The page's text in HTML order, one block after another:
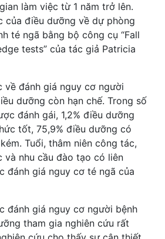
làm việc từ 1 năm trở lên.
của điều dưỡng về dự phòng
té ngã bằng bộ công cụ “Fall
tests” của tác giả Patricia
về đánh giá nguy cơ người
dưỡng còn hạn chế. Trong số
đánh gái, 1,2% điều dưỡng
tốt, 75,9% điều dưỡng có
Tuổi, thâm niên công tác,
và nhu cầu đào tạo có liên
đánh giá nguy cơ té ngã của
đánh giá nguy cơ người bệnh
tham gia nghiên cứu rất